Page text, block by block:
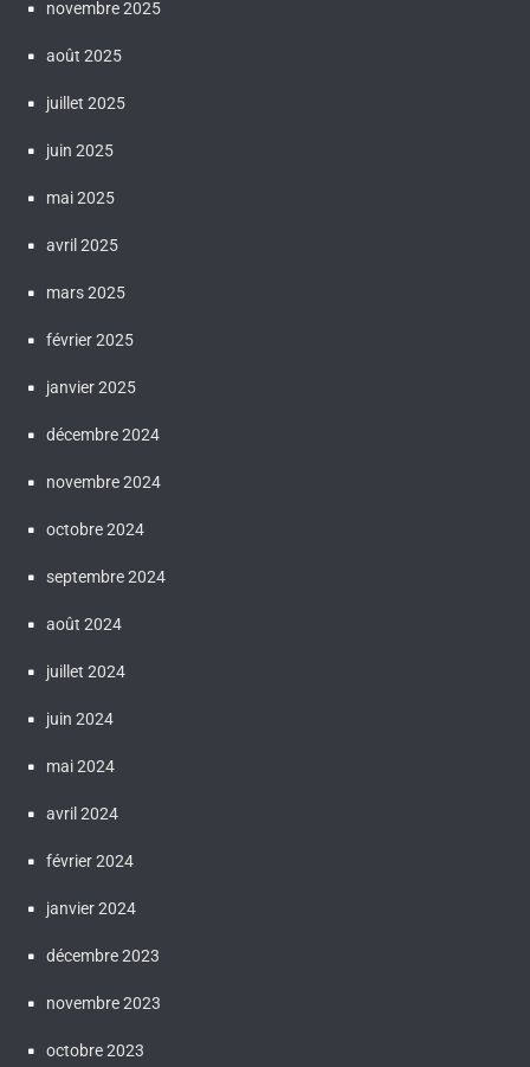
novembre 2025
août 2025
juillet 2025
juin 2025
mai 2025
avril 2025
mars 2025
février 2025
janvier 2025
décembre 2024
novembre 2024
octobre 2024
septembre 2024
août 2024
juillet 2024
juin 2024
mai 2024
avril 2024
février 2024
janvier 2024
décembre 2023
novembre 2023
octobre 2023